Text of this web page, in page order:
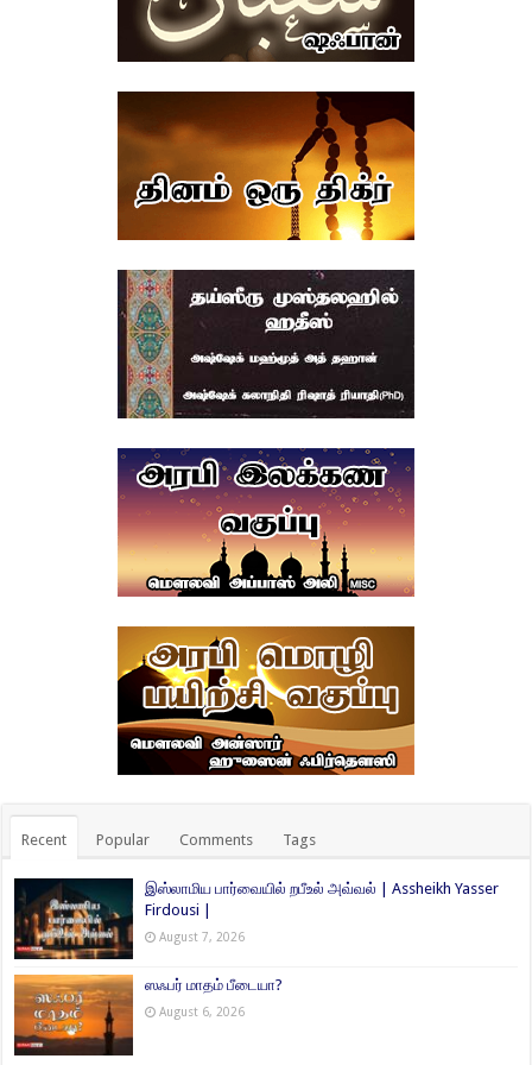
Recent Popular Comments Tags
இஸ்லாமிய பார்வையில் றபீஉல் அவ்வல் | Assheikh Yasser
Firdousi |
August 7, 2026
ஸஃபர் மாதம் பீடையா?
August 6, 2026